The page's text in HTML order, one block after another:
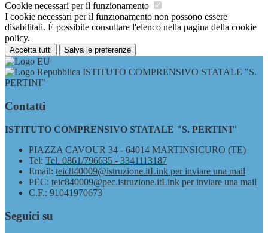
Cookie necessari per il funzionamento
I cookie necessari per il funzionamento non possono essere
disabilitati. È possibile consultare l'elenco nella pagina della cookie
policy.
Accetta tutti Salva le preferenze
ISTITUTO COMPRENSIVO STATALE "S.
PERTINI"
Contatti
ISTITUTO COMPRENSIVO STATALE "S. PERTINI"
PIAZZA CAVOUR 34 - 64014 MARTINSICURO (TE)
Tel: Tel. 0861/796635 - 3341113187
Email: teic840009@istruzione.itLink per inviare una mail
PEC: teic840009@pec.istruzione.itLink per inviare una mail
C.F.: 91041970673
Seguici su